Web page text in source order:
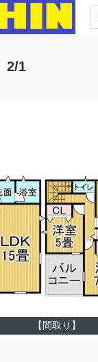
2/1
【間取り】